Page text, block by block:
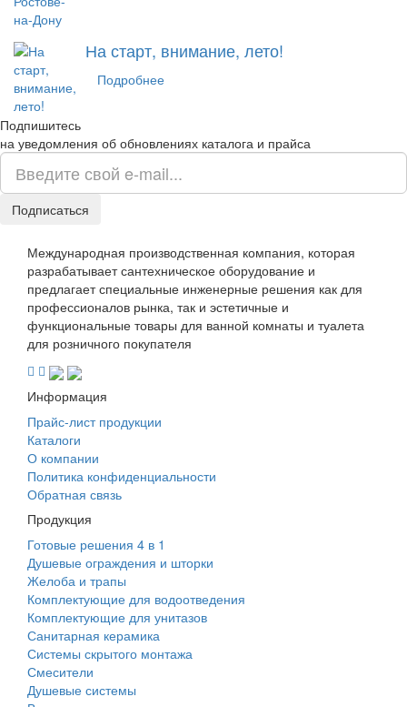
На старт, внимание, лето!
Подробнее
Подпишитесь
на уведомления об обновлениях каталога и прайса
Подписаться
Международная производственная компания, которая
разрабатывает сантехническое оборудование и
предлагает специальные инженерные решения как для
профессионалов рынка, так и эстетичные и
функциональные товары для ванной комнаты и туалета
для розничного покупателя
Информация
Прайс-лист продукции
Каталоги
О компании
Политика конфиденциальности
Обратная связь
Продукция
Готовые решения 4 в 1
Душевые ограждения и шторки
Желоба и трапы
Комплектующие для водоотведения
Комплектующие для унитазов
Санитарная керамика
Системы скрытого монтажа
Смесители
Душевые системы